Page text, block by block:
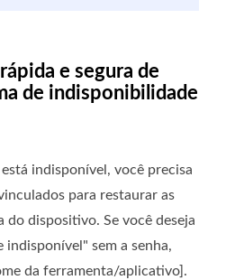
e segura de
de indisponibilidade
indisponível, você precisa
para restaurar as
do dispositivo. Se você deseja
sem a senha,
da ferramenta/aplicativo].